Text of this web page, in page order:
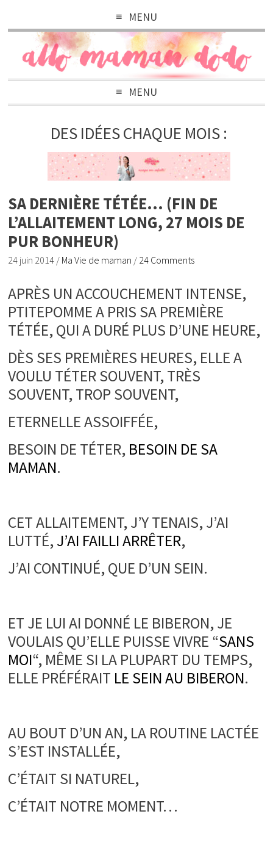
MENU
MENU
DES IDÉES CHAQUE MOIS :
SA DERNIÈRE TÉTÉE… (FIN DE
L’ALLAITEMENT LONG, 27 MOIS DE
PUR BONHEUR)
24 juin 2014 / Ma Vie de maman / 24 Comments
APRÈS UN ACCOUCHEMENT INTENSE,
PTITEPOMME A PRIS SA PREMIÈRE
TÉTÉE, QUI A DURÉ PLUS D’UNE HEURE,
DÈS SES PREMIÈRES HEURES, ELLE A
VOULU TÉTER SOUVENT, TRÈS
SOUVENT, TROP SOUVENT,
ETERNELLE ASSOIFFÉE,
BESOIN DE TÉTER, BESOIN DE SA
MAMAN.
CET ALLAITEMENT, J’Y TENAIS, J’AI
LUTTÉ,J’AI FAILLI ARRÊTER,
J’AI CONTINUÉ, QUE D’UN SEIN.
ET JE LUI AI DONNÉ LE BIBERON, JE
VOULAIS QU’ELLE PUISSE VIVRE “SANS
MOI“, MÊME SI LA PLUPART DU TEMPS,
ELLE PRÉFÉRAIT LE SEIN AU BIBERON.
AU BOUT D’UN AN, LA ROUTINE LACTÉE
S’EST INSTALLÉE,
C’ÉTAIT SI NATUREL,
C’ÉTAIT NOTRE MOMENT…